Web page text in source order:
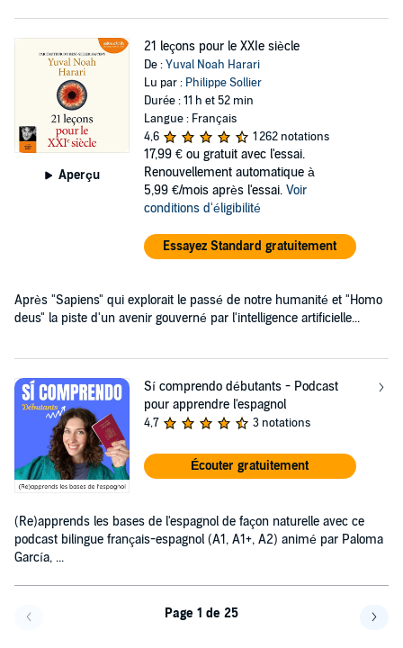
Aperçu
21 leçons pour le XXIe siècle
De :Yuval Noah Harari
Lu par : Philippe Sollier
Durée : 11 h et 52 min
Langue : Français
4,6
1 262 notations
17,99 € ou gratuit avec l'essai.
Renouvellement automatique à
5,99 €/mois après l'essai. Voir
conditions d'éligibilité
Essayez Standard gratuitement
Après "Sapiens" qui explorait le passé de notre humanité et "Homo
deus" la piste d'un avenir gouverné par l'intelligence artificielle...
Sí comprendo débutants - Podcast
pour apprendre l'espagnol
4,7 3 notations
Écouter gratuitement
(Re)apprends les bases de l'espagnol de façon naturelle avec ce
podcast bilingue français-espagnol (A1, A1+, A2) animé par Paloma
García, ...
Page 1 de 25